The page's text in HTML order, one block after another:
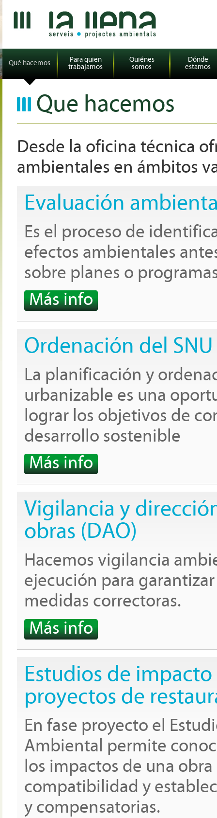
Qué hacemos
Para quien
trabajamos
Quiénes
somos
Dónde
estamos
Que hacemos
Desde la oficina técnica
ambientales en ámbitos
Evaluación
Es el proceso de
efectos ambientales
sobre planes o
Más info
Ordenación del
La planificación y
urbanizable es una
lograr los objetivos de
desarrollo sostenible
Más info
Vigilancia y
obras (DAO)
Hacemos vigilancia
ejecución para
medidas correctoras.
Más info
Estudios de
proyectos de
En fase proyecto el
Ambiental permite
los impactos de una
compatibilidad y
y compensatorias.